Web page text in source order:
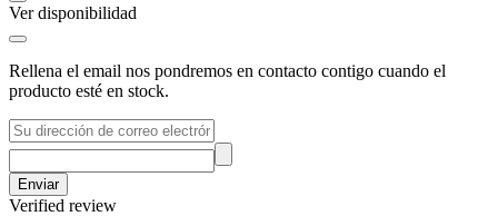
Ver disponibilidad
Rellena el email nos pondremos en contacto contigo cuando el
producto esté en stock.
Enviar
Verified review